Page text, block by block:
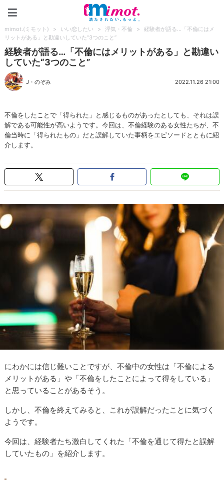
mimot.(ミモット) > いい恋したい > 浮気・不倫 >
経験者が語る…「不倫にはメ
リットがある」と勘違いしていた“3つのこと”
経験者が語る…「不倫にはメリットがある」と勘違い
していた“3つのこと”
J・のぞみ 2022.11.26 21:00
不倫をしたことで「得られた」と感じるものがあったとしても、それは誤
解である可能性が高いようです。今回は、不倫経験のある女性たちが、不
倫当時に「得られたもの」だと誤解していた事柄をエピソードとともに紹
介します。
にわかには信じ難いことですが、不倫中の女性は「不倫による
メリットがある」や「不倫をしたことによって得をしている」
と思っていることがあるそう。
しかし、不倫を終えてみると、これが誤解だったことに気づく
ようです。
今回は、経験者たち激白してくれた「不倫を通じて得たと誤解
していたもの」を紹介します。